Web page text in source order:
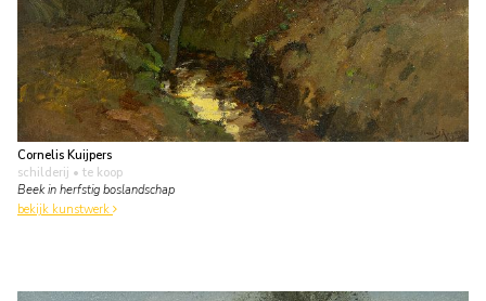
Cornelis Kuijpers
schilderij • te koop
Beek in herfstig boslandschap
bekijk kunstwerk